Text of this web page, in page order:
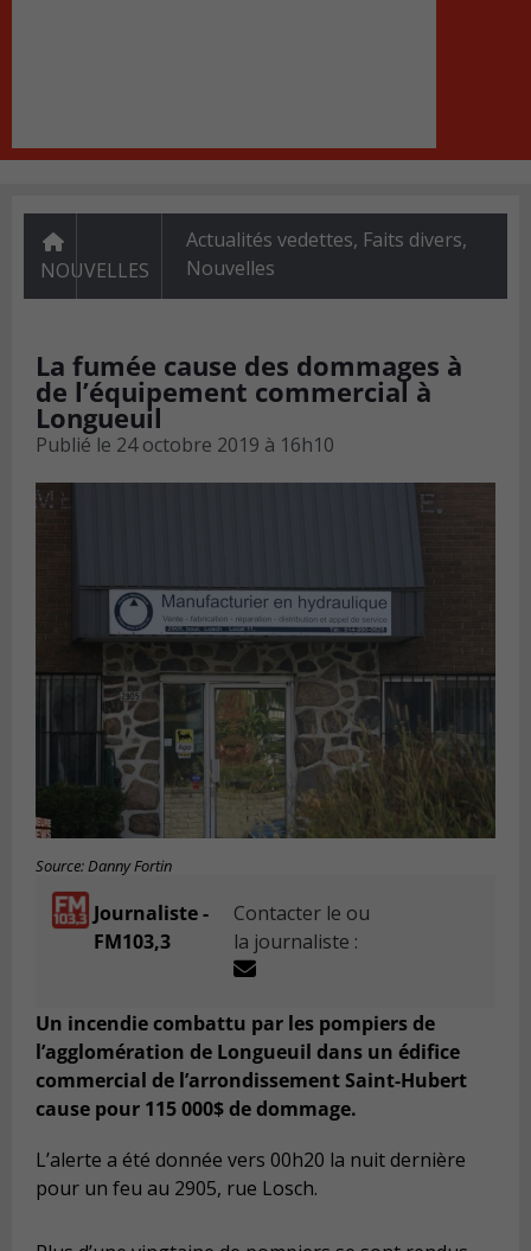
NOUVELLES
Actualités vedettes, Faits divers,
Nouvelles
La fumée cause des dommages à
de l’équipement commercial à
Longueuil
Publié le 24 octobre 2019 à 16h10
Source: Danny Fortin
Journaliste -
FM103,3
Contacter le ou
la journaliste :
Un incendie combattu par les pompiers de
l’agglomération de Longueuil dans un édifice
commercial de l’arrondissement Saint-Hubert
cause pour 115 000$ de dommage.
L’alerte a été donnée vers 00h20 la nuit dernière
pour un feu au 2905, rue Losch.